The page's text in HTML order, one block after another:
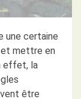
une certaine
et mettre en
effet, la
être